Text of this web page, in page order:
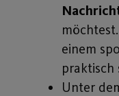
einem
praktisch
Unter